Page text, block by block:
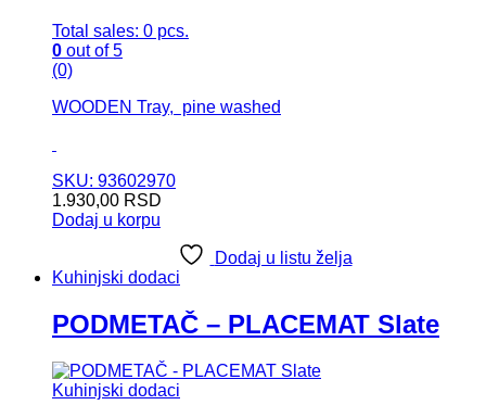
Total sales: 0 pcs.
0 out of 5
(0)
WOODEN Tray, pine washed
SKU: 93602970
1.930,00 RSD
Dodaj u korpu
Dodaj u listu želja
Kuhinjski dodaci
PODMETAČ – PLACEMAT Slate
Kuhinjski dodaci